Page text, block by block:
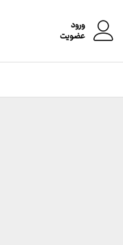
ورود
عضویت